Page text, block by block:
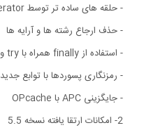
- حلقه های ساده تر توسط generator ها
- حذف ارجاع رشته ها و آرایه ها
- استفاده از finally همراه با try و catch
- رمزنگاری پسوردها با توابع جدید
- جایگزینی APC با OPcache
2- امکانات ارتقا یافته نسخه 5.5